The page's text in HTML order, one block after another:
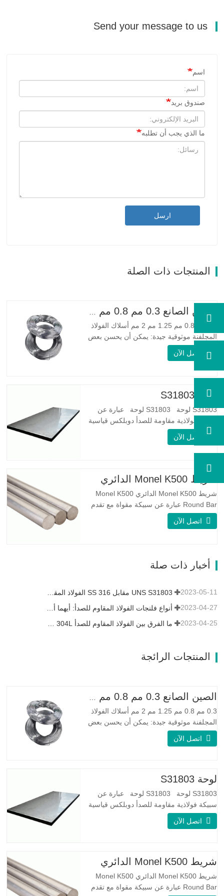
اسم
صندوق بريد
ما الذي يجب أن تطلبه
ارسل
المنتجات ذات الصلة
0.3 مم 0.8 مم 1.25 مم 2 مم أسلاك الفولاذ
المجلفنة موثوقية جيدة: يمكن أن يحسن بعض
العقد والنتوءات والصدأ على الأسلاك الفولاذية
مرونة جيدة: صلابة الفولاذ المجلفن جيدة جدًا،
والمرونة جيدة جدًا، ومناسبة جدًا لصنع الربيع
مواصفة اسم المنتج الأسلاك المجلفنة…
اتصل الآن
لوحة S31803
S31803 لوحة S31803 لوحة عبارة عن
سبيكة فولاذية مقاومة للصدأ دوبلكس قياسية
على الوجهين. لديها بنية مجهرية من
الميكانيكي الموثوق به ، والليونة ، وخصائص
من 34 مما يشير إلى أن مقاومة…
اتصل الآن
شريط Monel K500 الدائري
شريط Monel K500 الدائري Monel K500
Round Bar عبارة عن سبيكة مقواة مع تقدم
العمر ، ويتكون تركيبتها الأساسية من عناصر
مثل النيكل والنحاس. الذي يجمع بين مقاومة
خصائص مقاومة ممتازة للتآكل. هذه الخصائص
تشبه Monel 400.…
اتصل الآن
أخبار ذات صلة
2023-05-11
2023-04-27
ما الفرق بين الفولاذ المقاوم للصدأ 304L و 316L؟ 2023-04-25
المنتجات الرائجة
الصين الصانع 0.3 مم 0.8 مم 1.25 مم 2 مم أسلاك الفولاذ المجلفنة
0.3 مم 0.8 مم 1.25 مم 2 مم أسلاك الفولاذ
المجلفنة موثوقية جيدة: يمكن أن يحسن بعض
العقد والنتوءات والصدأ على الأسلاك الفولاذية
مرونة جيدة: صلابة الفولاذ المجلفن جيدة جدًا،
اتصل الآن
لوحة S31803
S31803 لوحة S31803 لوحة عبارة عن
سبيكة فولاذية مقاومة للصدأ دوبلكس قياسية
على الوجهين. لديها بنية مجهرية من
مقاومة التآكل الجيدة. تكون قيم PREN أعلى
اتصل الآن
شريط Monel K500 الدائري
شريط Monel K500 الدائري Monel K500
Round Bar عبارة عن سبيكة مقواة مع تقدم